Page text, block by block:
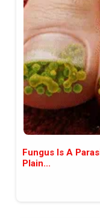
Fungus Is A
Plain...